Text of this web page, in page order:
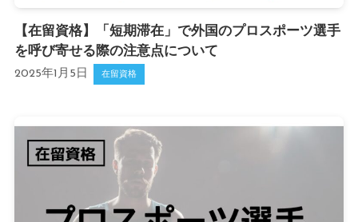
【在留資格】「短期滞在」で外国のプロスポーツ選手
を呼び寄せる際の注意点について
2025年1月5日 在留資格